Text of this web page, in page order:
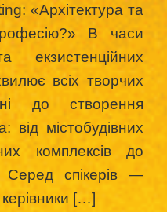
«Архітектура та
В часи
екзистенційних
всіх творчих
до створення
від містобудівних
комплексів до
Серед спікерів —
керівники […]